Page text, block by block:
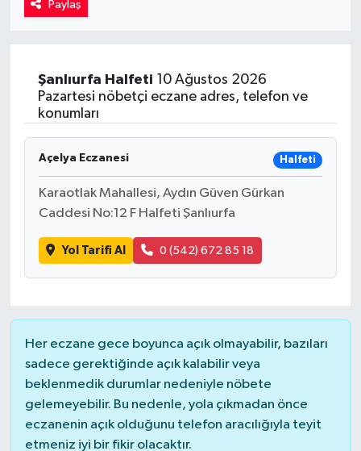
Paylaş
Şanlıurfa Halfeti 10 Ağustos 2026
Pazartesi nöbetçi eczane adres, telefon ve
konumları
Açelya Eczanesi Halfeti
Karaotlak Mahallesi, Aydın Güven Gürkan
Caddesi No:12 F Halfeti Şanlıurfa
Yol Tarifi Al 0 (542) 672 85 18
Her eczane gece boyunca açık olmayabilir, bazıları
sadece gerektiğinde açık kalabilir veya
beklenmedik durumlar nedeniyle nöbete
gelemeyebilir. Bu nedenle, yola çıkmadan önce
eczanenin açık olduğunu telefon aracılığıyla teyit
etmeniz iyi bir fikir olacaktır.
Yaşam